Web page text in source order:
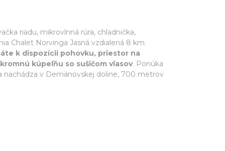
riadu, mikrovlnná rúra, chladnička,
Chalet Norvinga Jasná vzdialená 8 km.
k dispozícii pohovku, priestor na
kúpeľňu so sušičom vlasov. Ponúka
nachádza v Demänovskej doline, 700 metrov